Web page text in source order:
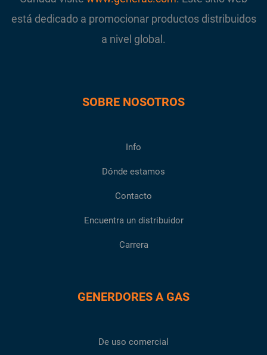
está dedicado a promocionar productos distribuidos
a nivel global.
SOBRE NOSOTROS
Info
Dónde estamos
Contacto
Encuentra un distribuidor
Carrera
GENERDORES A GAS
De uso comercial